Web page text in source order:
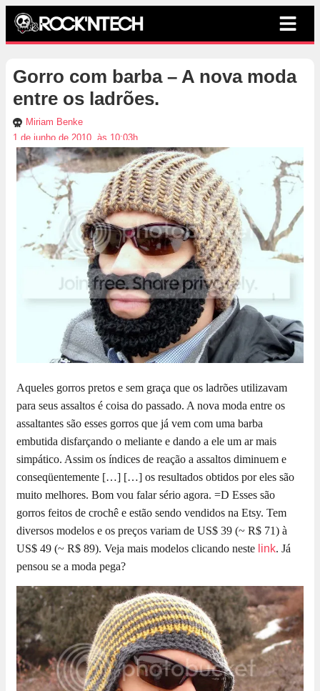
Gorro com barba – A nova moda
entre os ladrões.
Miriam Benke
1 de junho de 2010, às 10:03h
Aqueles gorros pretos e sem graça que os ladrões utilizavam
para seus assaltos é coisa do passado. A nova moda entre os
assaltantes são esses gorros que já vem com uma barba
embutida disfarçando o meliante e dando a ele um ar mais
simpático. Assim os índices de reação a assaltos diminuem e
conseqüentemente […] […] os resultados obtidos por eles são
muito melhores. Bom vou falar sério agora. =D Esses são
gorros feitos de crochê e estão sendo vendidos na Etsy. Tem
diversos modelos e os preços variam de US$ 39 (~ R$ 71) à
US$ 49 (~ R$ 89). Veja mais modelos clicando neste link. Já
pensou se a moda pega?